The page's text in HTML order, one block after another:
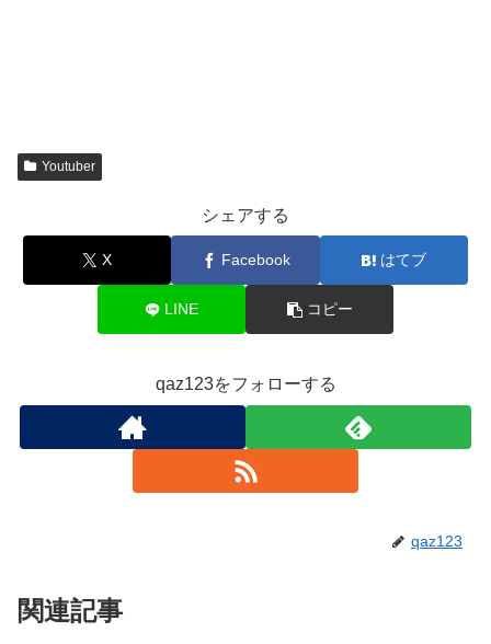
Youtuber
シェアする
X Facebook はてブ
LINE コピー
qaz123をフォローする
qaz123
関連記事